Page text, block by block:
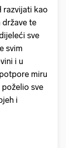
razvijati kao
države te
sve
svim
i u
miru
sve
i